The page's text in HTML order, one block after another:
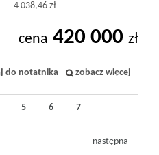
4 038,46 zł
cena 420 000 zł
do notatnika zobacz więcej
5 6 7
następna